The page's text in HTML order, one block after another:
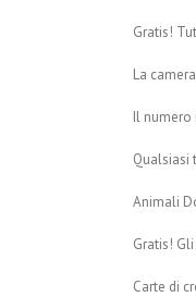
Gratis!
La
Il numero
Qualsiasi
Animali
Gratis!
Carte di